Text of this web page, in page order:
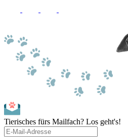
Tierisches fürs Mailfach? Los geht's!